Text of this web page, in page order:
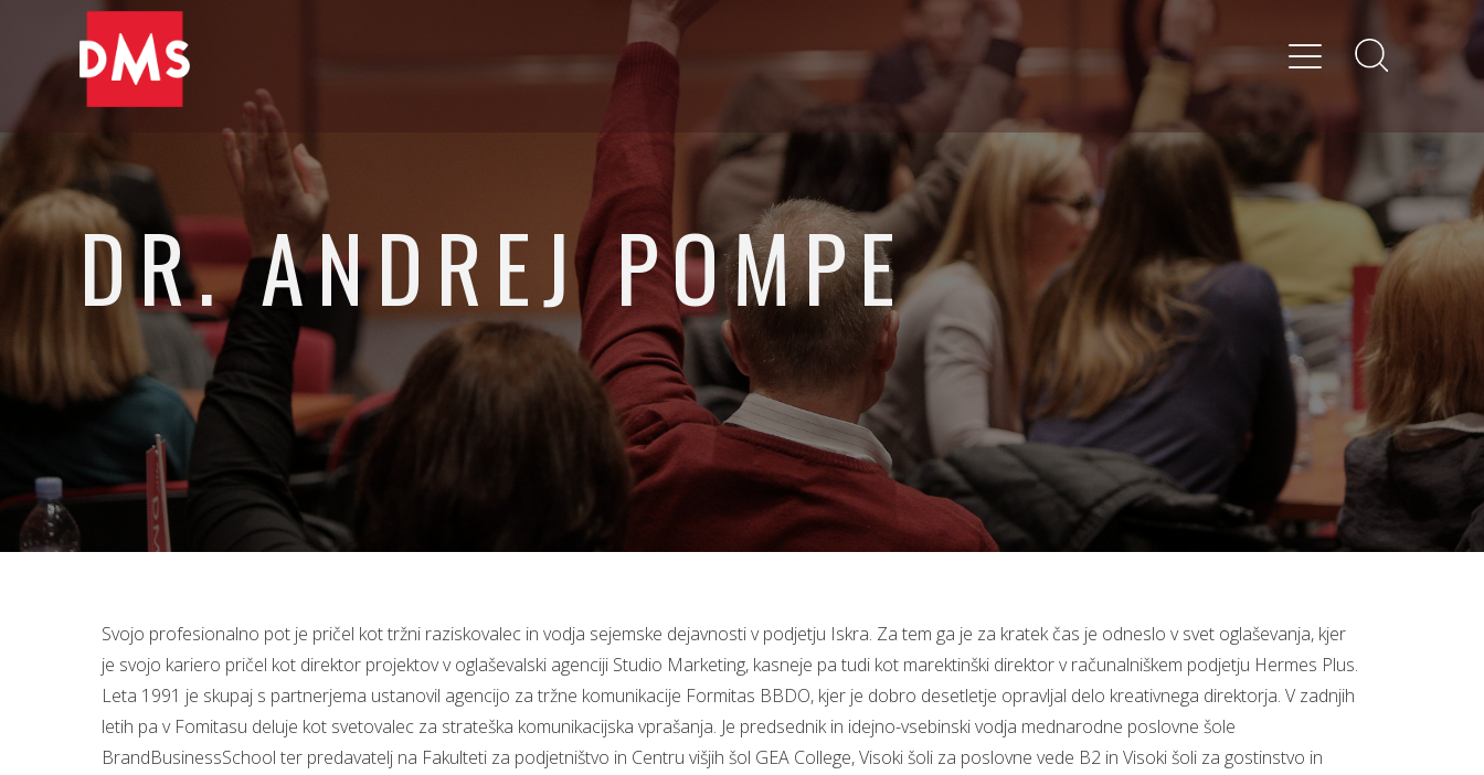
DR. ANDREJ POMPE
Direktor FEBBS Ljubljana, programski vodja in svetovalec v ustanovi BrandBusinessSchool ter partner in strateški svetovalec v agenciji Formitas
Svojo profesionalno pot je pričel kot tržni raziskovalec in vodja sejemske dejavnosti v podjetju Iskra. Za tem ga je za kratek čas je odneslo v svet oglaševanja, kjer
je svojo kariero pričel kot direktor projektov v oglaševalski agenciji Studio Marketing, kasneje pa tudi kot marektinški direktor v računalniškem podjetju Hermes Plus.
Leta 1991 je skupaj s partnerjema ustanovil agencijo za tržne komunikacije Formitas BBDO, kjer je dobro desetletje opravljal delo kreativnega direktorja. V zadnjih
letih pa v Fomitasu deluje kot svetovalec za strateška komunikacijska vprašanja. Je predsednik in idejno-vsebinski vodja mednarodne poslovne šole
BrandBusinessSchool ter predavatelj na Fakulteti za podjetništvo in Centru višjih šol GEA College, Visoki šoli za poslovne vede B2 in Visoki šoli za gostinstvo in